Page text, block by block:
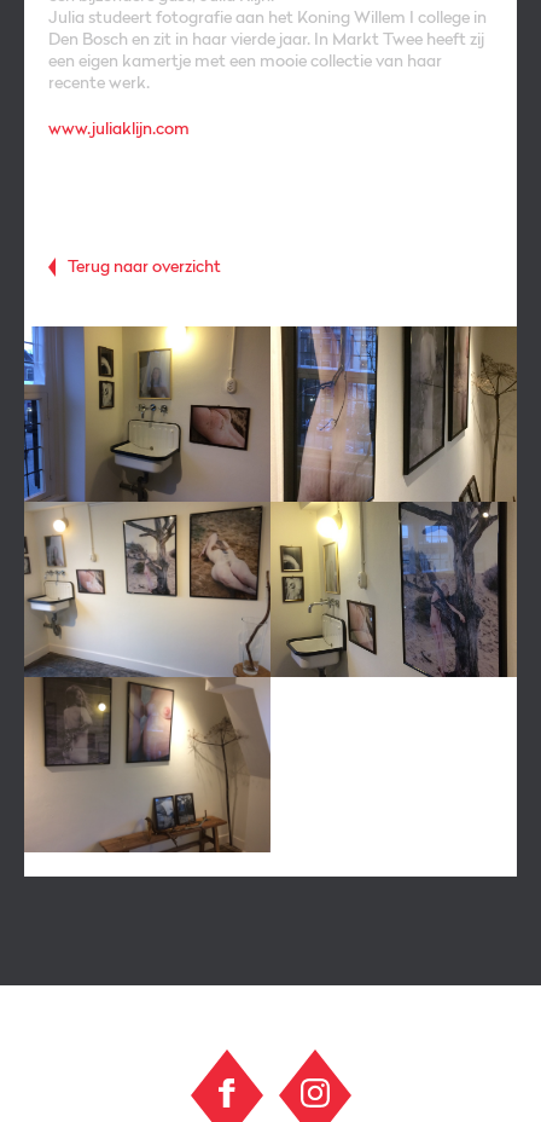
Julia studeert fotografie aan het Koning Willem I college in
Den Bosch en zit in haar vierde jaar. In Markt Twee heeft zij
een eigen kamertje met een mooie collectie van haar
recente werk.
www.juliaklijn.com
Terug naar overzicht